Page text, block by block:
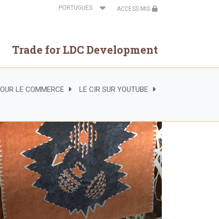
Select
your
ACCESS MIS
Trade for LDC Development
LE COMMERCE LE CIR SUR YOUTUBE